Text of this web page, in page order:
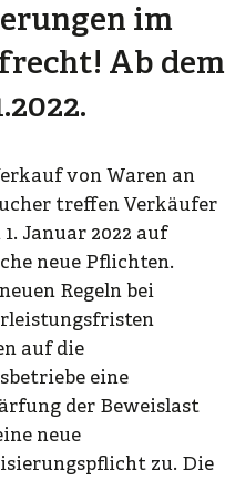
im
Ab dem
von Waren an
treffen Verkäufer
1. Januar 2022 auf
neue Pflichten.
Regeln bei
auf die
eine
der Beweislast
neue
zu. Die